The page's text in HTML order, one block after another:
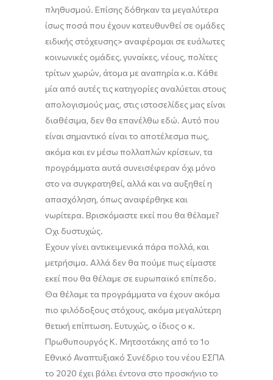
πληθυσμού. Επίσης δόθηκαν τα μεγαλύτερα
ίσως ποσά που έχουν κατευθυνθεί σε ομάδες
ειδικής στόχευσης> αναφέρομαι σε ευάλωτες
κοινωνικές ομάδες, γυναίκες, νέους, πολίτες
τρίτων χωρών, άτομα με αναπηρία κ.α. Κάθε
μία από αυτές τις κατηγορίες αναλύεται στους
απολογισμούς μας, στις ιστοσελίδες μας είναι
διαθέσιμα, δεν θα επανέλθω εδώ. Αυτό που
είναι σημαντικό είναι το αποτέλεσμα πως,
ακόμα και εν μέσω πολλαπλών κρίσεων, τα
προγράμματα αυτά συνεισέφεραν όχι μόνο
στο να συγκρατηθεί, αλλά και να αυξηθεί η
απασχόληση, όπως αναφέρθηκε και
νωρίτερα. Βρισκόμαστε εκεί που θα θέλαμε?
Όχι δυστυχώς.
Έχουν γίνει αντικειμενικά πάρα πολλά, και
μετρήσιμα. Αλλά δεν θα πούμε πως είμαστε
εκεί που θα θέλαμε σε ευρωπαϊκό επίπεδο.
Θα θέλαμε τα προγράμματα να έχουν ακόμα
πιο φιλόδοξους στόχους, ακόμα μεγαλύτερη
θετική επίπτωση. Ευτυχώς, ο ίδιος ο κ.
Πρωθυπουργός Κ. Μητσοτάκης από το 1ο
Εθνικό Αναπτυξιακό Συνέδριο του νέου ΕΣΠΑ
το 2020 έχει βάλει έντονα στο προσκήνιο το